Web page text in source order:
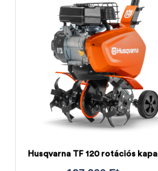
Husqvarna TF 120 rotációs kapa